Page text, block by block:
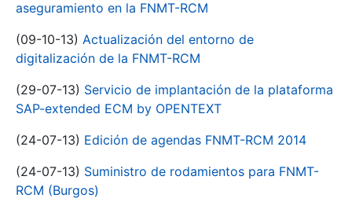
aseguramiento en la FNMT-RCM
(09-10-13) Actualización del entorno de
digitalización de la FNMT-RCM
(29-07-13) Servicio de implantación de la plataforma
SAP-extended ECM by OPENTEXT
(24-07-13) Edición de agendas FNMT-RCM 2014
(24-07-13) Suministro de rodamientos para FNMT-
RCM (Burgos)